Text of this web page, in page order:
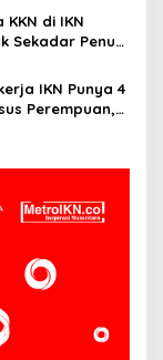
KKN di IKN
Sekadar Penuhi
IKN Punya 4
Perempuan,